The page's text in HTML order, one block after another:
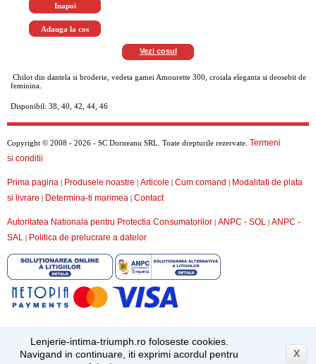
Vezi cosul
Chilot din dantela si broderie, vedeta gamei Amourette 300, croiala eleganta si deosebit de
feminina.
Disponibil: 38, 40, 42, 44, 46
Copyright © 2008 - 2026 - SC Dorneanu SRL. Toate drepturile rezervate. Termeni
si conditii
Prima pagina | Produsele noastre | Articole | Cum comand | Modalitati de plata
si livrare | Determina-ti marimea | Contact
Autoritatea Nationala pentru Protectia Consumatorilor | ANPC - SOL | ANPC -
SAL | Politica de prelucrare a datelor
Lenjerie-intima-triumph.ro foloseste cookies.
Navigand in continuare, iti exprimi acordul pentru
X